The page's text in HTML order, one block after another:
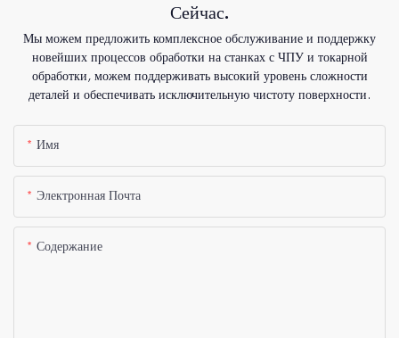
Сейчас.
Мы можем предложить комплексное обслуживание и поддержку
новейших процессов обработки на станках с ЧПУ и токарной
обработки, можем поддерживать высокий уровень сложности
деталей и обеспечивать исключительную чистоту поверхности.
Имя
Электронная Почта
Содержание